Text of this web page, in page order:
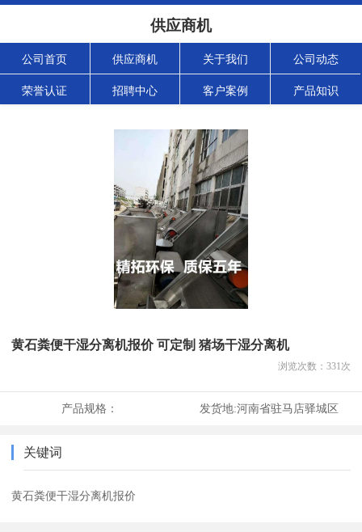
供应商机
公司首页 供应商机 关于我们 公司动态
荣誉认证 招聘中心 客户案例 产品知识
黄石粪便干湿分离机报价 可定制 猪场干湿分离机
浏览次数： 331次
产品规格： 发货地:河南省驻马店驿城区
关键词
黄石粪便干湿分离机报价